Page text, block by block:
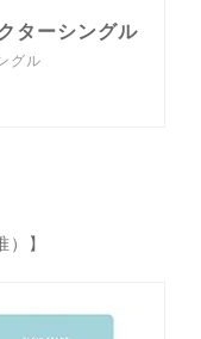
ターシングル
グル
】